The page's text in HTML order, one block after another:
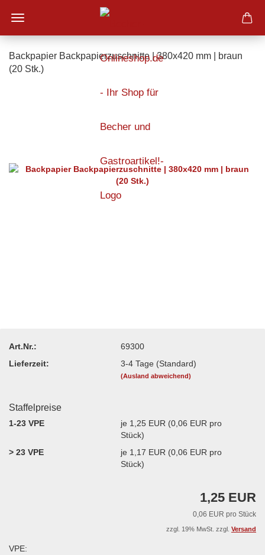
Backpapier Backpapierzuschnitte | 380x420 mm | braun
(20 Stk.)
Art.Nr.:
69300
Lieferzeit:
3-4 Tage (Standard)
(Ausland abweichend)
Staffelpreise
1-23 VPE
je 1,25 EUR (0,06 EUR pro
Stück)
> 23 VPE
je 1,17 EUR (0,06 EUR pro
Stück)
1,25 EUR
0,06 EUR pro Stück
zzgl. 19% MwSt. zzgl. Versand
VPE: